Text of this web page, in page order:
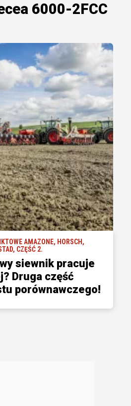
6000-2FCC
AMAZONE, HORSCH,
CZĘŚĆ 2.
siewnik pracuje
Druga część
porównawczego!